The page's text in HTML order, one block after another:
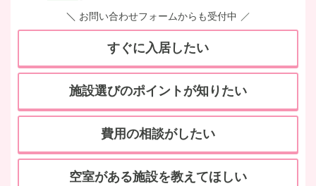
お問い合わせフォームからも受付中
すぐに入居したい
施設選びのポイントが知りたい
費用の相談がしたい
空室がある施設を教えてほしい